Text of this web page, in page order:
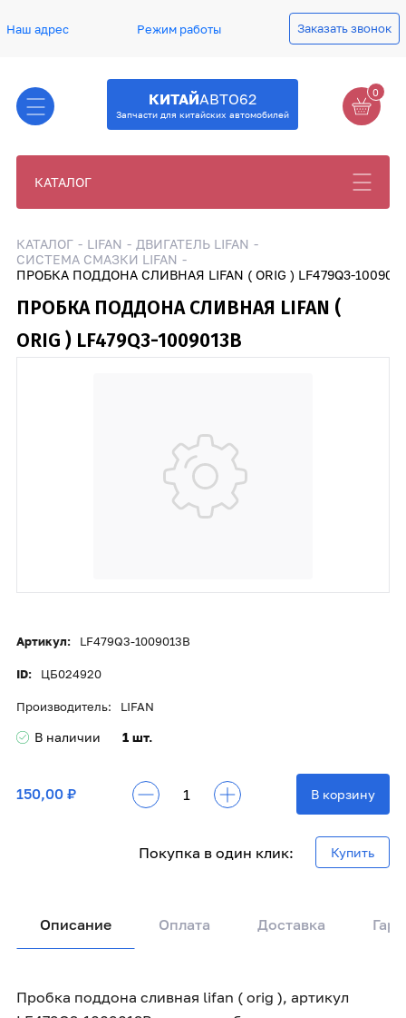
Наш адрес Режим работы Заказать звонок
КИТАЙАВТО62
Запчасти для китайских автомобилей
0
КАТАЛОГ
КАТАЛОГ LIFAN
ДВИГАТЕЛЬ LIFAN
СИСТЕМА СМАЗКИ LIFAN
ПРОБКА ПОДДОНА СЛИВНАЯ LIFAN ( ORIG ) LF479Q3-
ПРОБКА ПОДДОНА СЛИВНАЯ LIFAN (
ORIG ) LF479Q3-1009013B
Артикул: LF479Q3-1009013B
ID: ЦБ024920
Производитель: LIFAN
В наличии 1 шт.
150,00 ₽ В корзину
Покупка в один клик: Купить
Описание Оплата Доставка
Пробка поддона сливная lifan ( orig ), артикул